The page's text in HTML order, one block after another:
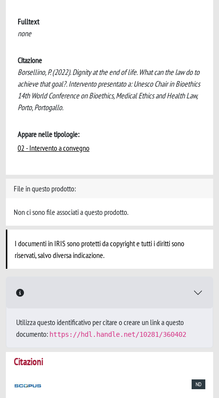
Fulltext
none
Citazione
Borsellino, P. (2022). Dignity at the end of life. What can the law do to
achieve that goal?. Intervento presentato a: Unesco Chair in Bioethics
14th World Conference on Bioethics, Medical Ethics and Health Law,
Porto, Portogallo.
Appare nelle tipologie:
02 - Intervento a convegno
File in questo prodotto:
Non ci sono file associati a questo prodotto.
I documenti in IRIS sono protetti da copyright e tutti i diritti sono
riservati, salvo diversa indicazione.
Utilizza questo identificativo per citare o creare un link a questo
documento: https://hdl.handle.net/10281/360402
Citazioni
ND